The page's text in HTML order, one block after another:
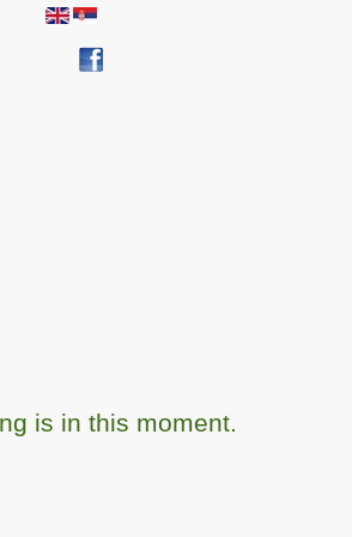
is in this moment.